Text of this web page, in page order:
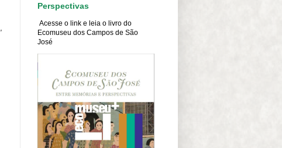
Perspectivas
Acesse o link e leia o livro do
Ecomuseu dos Campos de São
José